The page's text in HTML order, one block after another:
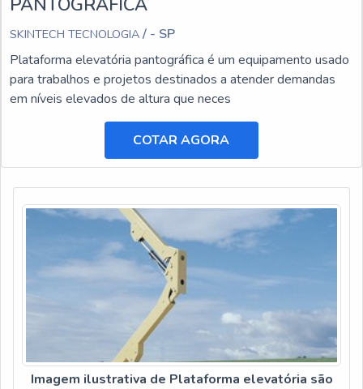
PANTOGRÁFICA
SKINTECH TECNOLOGIA / - SP
Plataforma elevatória pantográfica é um equipamento usado
para trabalhos e projetos destinados a atender demandas
em níveis elevados de altura que neces
COTAR AGORA
Imagem ilustrativa de Plataforma elevatória são